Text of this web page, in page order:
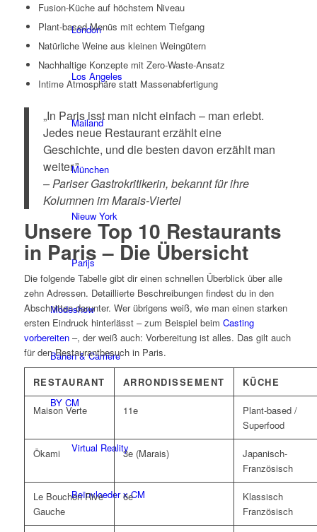
London
Los Angeles
Mailand
München
Nieuw York
Parijs
Modeshow
Banen & Carrière
BY CM
Virtual Reality
Beïnvloeder x CM
Fusion-Küche auf höchstem Niveau
Plant-based Menüs mit echtem Tiefgang
Natürliche Weine aus kleinen Weingütern
Nachhaltige Konzepte mit Zero-Waste-Ansatz
Intime Atmosphäre statt Massenabfertigung
„In Paris isst man nicht einfach – man erlebt.
Jedes neue Restaurant erzählt eine
Geschichte, und die besten davon erzählt man
weiter.”
– Pariser Gastrokritikerin, bekannt für ihre
Kolumnen im Marais-Viertel
Unsere Top 10 Restaurants
in Paris – Die Übersicht
Die folgende Tabelle gibt dir einen schnellen Überblick über alle
zehn Adressen. Detaillierte Beschreibungen findest du in den
Abschnitten darunter. Wer übrigens weiß, wie man einen starken
ersten Eindruck hinterlässt – zum Beispiel beim Casting
vorbereiten–, der weiß auch: Vorbereitung ist alles. Das gilt auch
für den Restaurantbesuch in Paris.
RESTAURANT ARRONDISSEMENT KÜCHE
Maison Verte 11e
Plant-based /
Superfood
Ōkami 3e (Marais)
Japanisch-
Französisch
Le Bouchon Rive
Gauche
6e
Klassisch
Französisch